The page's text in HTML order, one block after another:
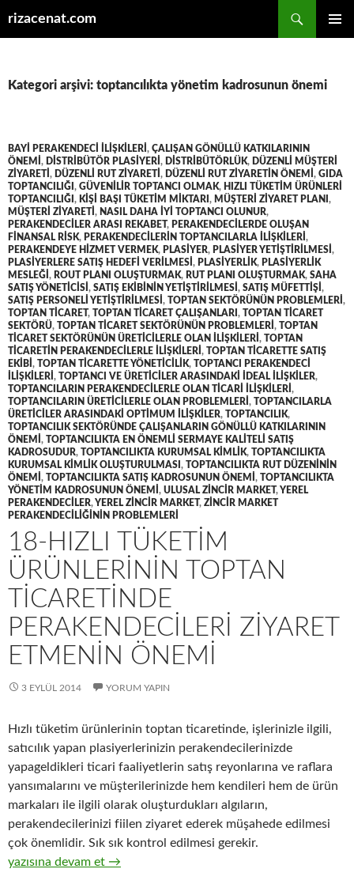
rizacenat.com
Kategori arşivi: toptancılıkta yönetim kadrosunun önemi
BAYI PERAKENDECI ILIŞKILERI , ÇALIŞAN GÖNÜLLÜ KATKILARININ
ÖNEMI , DISTRIBÜTÖR PLASIYERI , DISTRIBÜTÖRLÜK, DÜZENLI MÜŞTERI
ZIYARETI , DÜZENLI RUT ZIYARETI , DÜZENLI RUT ZIYARETIN ÖNEMI , GIDA
TOPTANCILIĞI , GÜVENILIR TOPTANCI OLMAK, HIZLI TÜKETIM ÜRÜNLERI
TOPTANCILIĞI , KIŞI BAŞI TÜKETIM MIKTARI , MÜŞTERI ZIYARET PLANI ,
MÜŞTERI ZIYARETI , NASIL DAHA IYI TOPTANCI OLUNUR,
PERAKENDECILER ARASI REKABET, PERAKENDECILERDE OLUŞAN
FINANSAL RISK, PERAKENDECILERIN TOPTANCILARLA ILIŞKILERI ,
PERAKENDEYE HIZMET VERMEK, PLASIYER, PLASIYER YETIŞTIRILMESI ,
PLASIYERLERE SATIŞ HEDEFI VERILMESI , PLASIYERLIK, PLASIYERLIK
MESLEĞI , ROUT PLANI OLUŞTURMAK, RUT PLANI OLUŞTURMAK, SAHA
SATIŞ YÖNETICISI , SATIŞ EKIBININ YETIŞTIRILMESI , SATIŞ MÜFETTIŞI ,
SATIŞ PERSONELI YETIŞTIRILMESI , TOPTAN SEKTÖRÜNÜN PROBLEMLERI ,
TOPTAN TICARET, TOPTAN TICARET ÇALIŞANLARI , TOPTAN TICARET
SEKTÖRÜ, TOPTAN TICARET SEKTÖRÜNÜN PROBLEMLERI , TOPTAN
TICARET SEKTÖRÜNÜN ÜRETICILERLE OLAN ILIŞKILERI , TOPTAN
TICARETIN PERAKENDECILERLE ILIŞKILERI , TOPTAN TICARETTE SATIŞ
EKIBI , TOPTAN TICARETTE YÖNETICILIK, TOPTANCI PERAKENDECI
ILIŞKILERI , TOPTANCI VE ÜRETICILER ARASINDAKI IDEAL ILIŞKILER,
TOPTANCILARIN PERAKENDECILERLE OLAN TICARI ILIŞKILERI ,
TOPTANCILARIN ÜRETICILERLE OLAN PROBLEMLERI , TOPTANCILARLA
ÜRETICILER ARASINDAKI OPTIMUM ILIŞKILER, TOPTANCILIK,
TOPTANCILIK SEKTÖRÜNDE ÇALIŞANLARIN GÖNÜLLÜ KATKILARININ
ÖNEMI , TOPTANCILIKTA EN ÖNEMLI SERMAYE KALITELI SATIŞ
KADROSUDUR, TOPTANCILIKTA KURUMSAL KIMLIK, TOPTANCILIKTA
KURUMSAL KIMLIK OLUŞTURULMASI , TOPTANCILIKTA RUT DÜZENININ
ÖNEMI , TOPTANCILIKTA SATIŞ KADROSUNUN ÖNEMI , TOPTANCILIKTA
YÖNETIM KADROSUNUN ÖNEMI , ULUSAL ZINCIR MARKET,YEREL
PERAKENDECILER,YEREL ZINCIR MARKET, ZINCIR MARKET
PERAKENDECILIĞININ PROBLEMLERI
18-HIZLI TÜKETIM
ÜRÜNLERININ TOPTAN
TICARETINDE
PERAKENDECILERI ZIYARET
ETMENIN ÖNEMI
3 EYLÜL 2014 YORUM YAPIN
Hızlı tüketim ürünlerinin toptan ticaretinde, işlerinizle ilgili,
satıcılık yapan plasiyerlerinizin perakendecilerinizde
yapageldikleri ticari faaliyetlerin satış reyonlarına ve raflara
yansımalarını ve müşterilerinizde hem kendileri hem de ürün
markaları ile ilgili olarak oluşturdukları algıların,
perakendecilerinizi fiilen ziyaret ederek müşahede edilmesi
çok önemlidir. Sık sık kontrol edilmesi gerekir.
18-Hızlı tüketim ürünlerinin toptan ticaretinde
yazısına devam et →